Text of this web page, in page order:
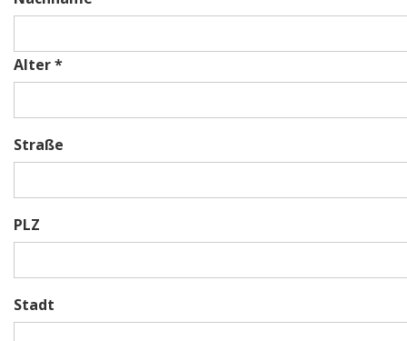
Alter *
Straße
PLZ
Stadt